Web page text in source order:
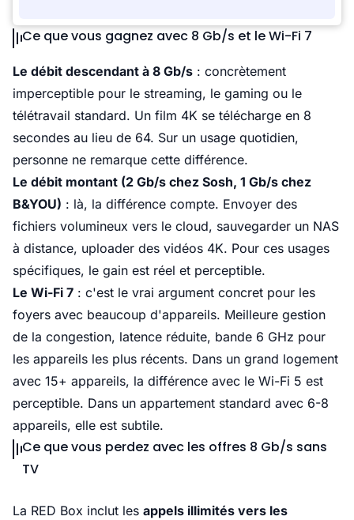
Ce que vous gagnez avec 8 Gb/s et le Wi-Fi 7
Le débit descendant à 8 Gb/s : concrètement
imperceptible pour le streaming, le gaming ou le
télétravail standard. Un film 4K se télécharge en 8
secondes au lieu de 64. Sur un usage quotidien,
personne ne remarque cette différence.
Le débit montant (2 Gb/s chez Sosh, 1 Gb/s chez
B&YOU) : là, la différence compte. Envoyer des
fichiers volumineux vers le cloud, sauvegarder un NAS
à distance, uploader des vidéos 4K. Pour ces usages
spécifiques, le gain est réel et perceptible.
Le Wi-Fi 7 : c'est le vrai argument concret pour les
foyers avec beaucoup d'appareils. Meilleure gestion
de la congestion, latence réduite, bande 6 GHz pour
les appareils les plus récents. Dans un grand logement
avec 15+ appareils, la différence avec le Wi-Fi 5 est
perceptible. Dans un appartement standard avec 6-8
appareils, elle est subtile.
Ce que vous perdez avec les offres 8 Gb/s sans
TV
La RED Box inclut les appels illimités vers les